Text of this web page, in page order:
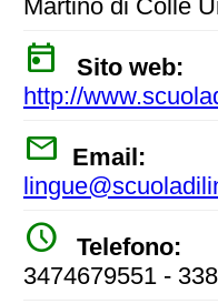
Martino di Colle
today
Sito web:
http://
mail Email:
watch_later
Telefono:
3474679551 -